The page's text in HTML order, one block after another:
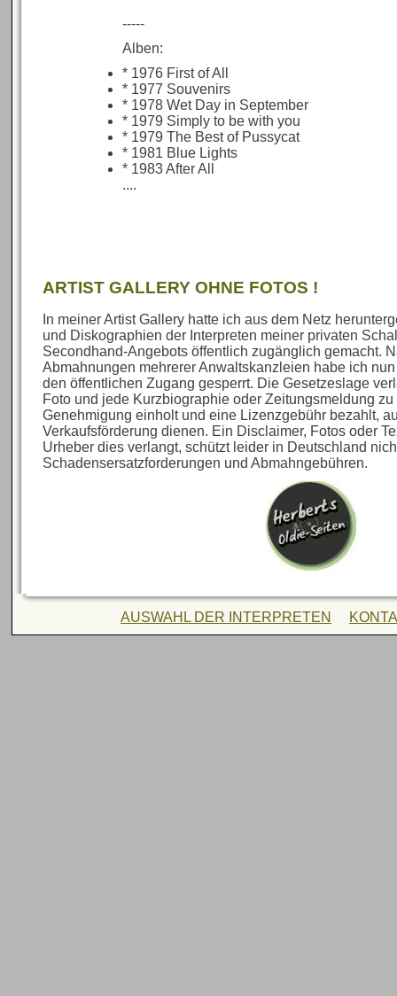
-----
Alben:
* 1976 First of All
* 1977 Souvenirs
* 1978 Wet Day in September
* 1979 Simply to be with you
* 1979 The Best of Pussycat
* 1981 Blue Lights
* 1983 After All
....
ARTIST GALLERY OHNE FOTOS !
In meiner Artist Gallery hatte ich aus dem Netz
und Diskographien der Interpreten meiner privaten
Secondhand-Angebots öffentlich zugänglich gemacht.
Abmahnungen mehrerer Anwaltskanzleien habe ich
den öffentlichen Zugang gesperrt. Die Gesetzeslage
Foto und jede Kurzbiographie oder Zeitungsmeldung
Genehmigung einholt und eine Lizenzgebühr bezahlt,
Verkaufsförderung dienen. Ein Disclaimer, Fotos oder
Urheber dies verlangt, schützt leider in Deutschland
Schadensersatzforderungen und Abmahngebühren.
AUSWAHL DER INTERPRETEN